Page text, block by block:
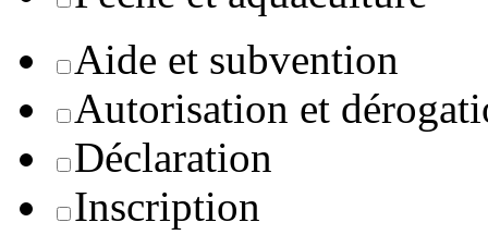
Aide et subvention
Autorisation et
Déclaration
Inscription